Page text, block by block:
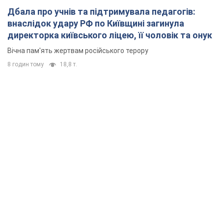
Дбала про учнів та підтримувала педагогів:
внаслідок удару РФ по Київщині загинула
директорка київського ліцею, її чоловік та онук
Вічна пам'ять жертвам російського терору
8 годин тому 18,8 т.